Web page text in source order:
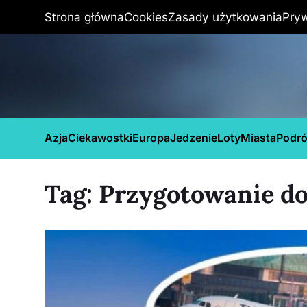
Strona głównaCookiesZasady użytkowania
AzjaCiekawostkiEuropaJedzenieLotyMiasta
Tag: Przygotowanie